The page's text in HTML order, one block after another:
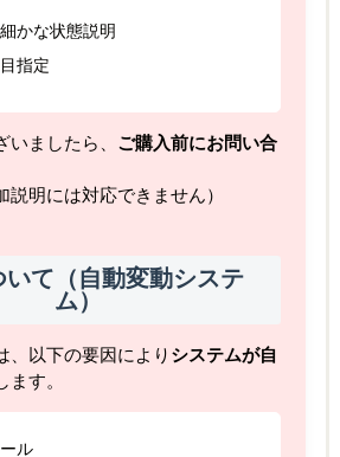
かな状態説明
指定
いましたら、 ご購入前にお問い合
説明には対応できません）
いて（自動変動システ
ム）
、以下の要因により システムが自
ます。
ル